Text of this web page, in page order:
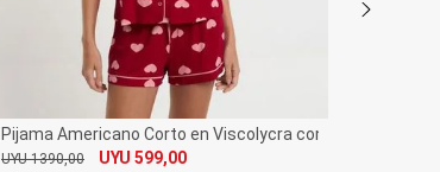
Pijama Americano Corto en Viscolycra con Estampa de
UYU 1390,00 UYU 599,00